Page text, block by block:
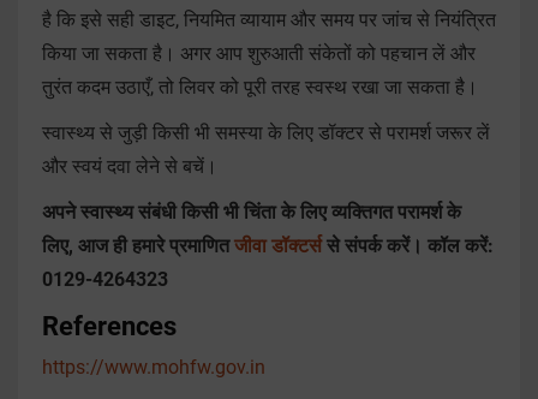
है कि इसे सही डाइट, नियमित व्यायाम और समय पर जांच से नियंत्रित
किया जा सकता है। अगर आप शुरुआती संकेतों को पहचान लें और
तुरंत कदम उठाएँ, तो लिवर को पूरी तरह स्वस्थ रखा जा सकता है।
स्वास्थ्य से जुड़ी किसी भी समस्या के लिए डॉक्टर से परामर्श जरूर लें
और स्वयं दवा लेने से बचें।
अपने स्वास्थ्य संबंधी किसी भी चिंता के लिए व्यक्तिगत परामर्श के
लिए, आज ही हमारे प्रमाणितजीवा डॉक्टर्ससे संपर्क करें। कॉल करें:
0129-4264323
References
https://www.mohfw.gov.in